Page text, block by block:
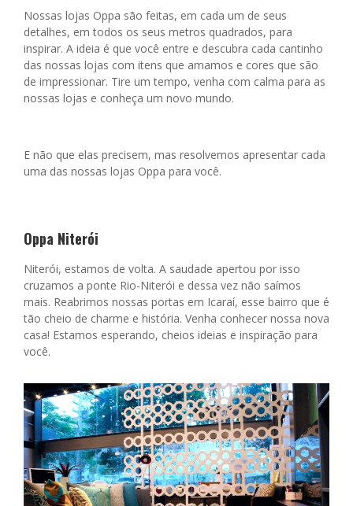
Nossas lojas Oppa são feitas, em cada um de seus
detalhes, em todos os seus metros quadrados, para
inspirar. A ideia é que você entre e descubra cada cantinho
das nossas lojas com itens que amamos e cores que são
de impressionar. Tire um tempo, venha com calma para as
nossas lojas e conheça um novo mundo.
E não que elas precisem, mas resolvemos apresentar cada
uma das nossas lojas Oppa para você.
Oppa Niterói
Niterói, estamos de volta. A saudade apertou por isso
cruzamos a ponte Rio-Niterói e dessa vez não saímos
mais. Reabrimos nossas portas em Icaraí, esse bairro que é
tão cheio de charme e história. Venha conhecer nossa nova
casa! Estamos esperando, cheios ideias e inspiração para
você.